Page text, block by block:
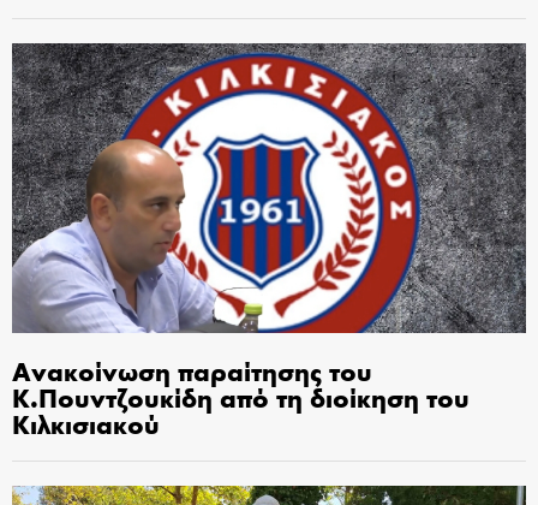
Ανακοίνωση παραίτησης του
Κ.Πουντζουκίδη από τη διοίκηση του
Κιλκισιακού